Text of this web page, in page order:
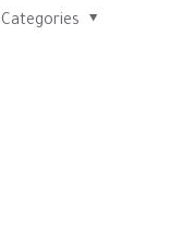
Categories